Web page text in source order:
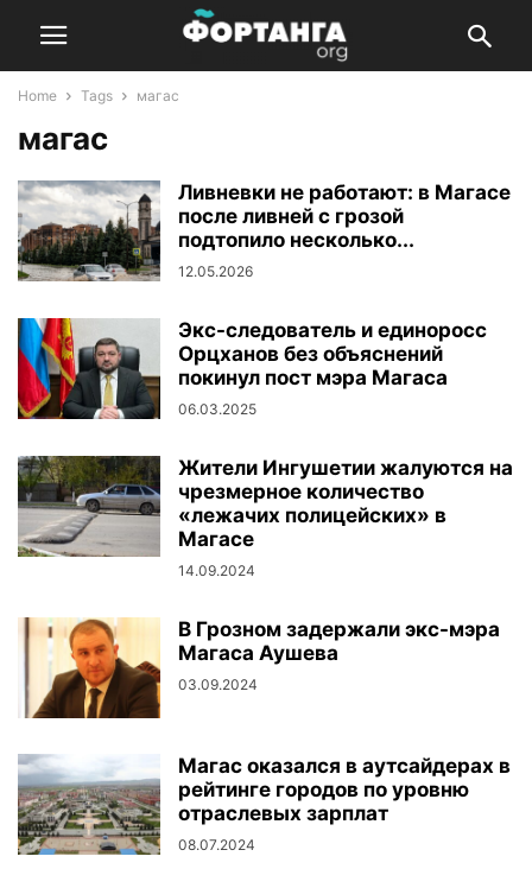
Home Tags магас
магас
Ливневки не работают: в Магасе
после ливней с грозой
подтопило несколько...
12.05.2026
Экс-следователь и единоросс
Орцханов без объяснений
покинул пост мэра Магаса
06.03.2025
Жители Ингушетии жалуются на
чрезмерное количество
«лежачих полицейских» в
Магасе
14.09.2024
В Грозном задержали экс-мэра
Магаса Аушева
03.09.2024
Магас оказался в аутсайдерах в
рейтинге городов по уровню
отраслевых зарплат
08.07.2024